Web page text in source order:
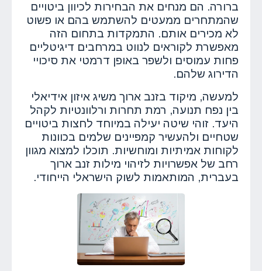
ברורה. הם מנחים את הבחירות לכיוון ביטויים
שהמתחרים ממעטים להשתמש בהם או פשוט
לא מכירים אותם. התמקדות בתחום הזה
מאפשרת לקוראים לנווט במרחבים דיגיטליים
פחות עמוסים ולשפר באופן דרמטי את סיכויי
הדירוג שלהם.
למעשה, מיקוד בזנב ארוך משיג איזון אידיאלי
בין נפח תנועה, רמת תחרות ורלוונטיות לקהל
היעד. זוהי שיטה יעילה במיוחד לחצות ביטויים
שטחיים ולהעשיר קמפיינים שלמים בכוונות
לקוחות אמיתיות ומוחשיות. תוכלו למצוא מגוון
רחב של אפשרויות לזיהוי מילות זנב ארוך
בעברית, המותאמות לשוק הישראלי הייחודי.